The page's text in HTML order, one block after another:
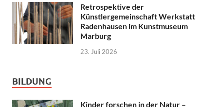
Retrospektive der
Künstlergemeinschaft Werkstatt
Radenhausen im Kunstmuseum
Marburg
23. Juli 2026
BILDUNG
Kinder forschen in der Natur –